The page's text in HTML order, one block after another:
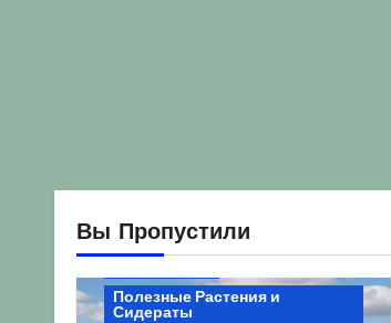
Вы Пропустили
Полезные Растения и
Сидераты